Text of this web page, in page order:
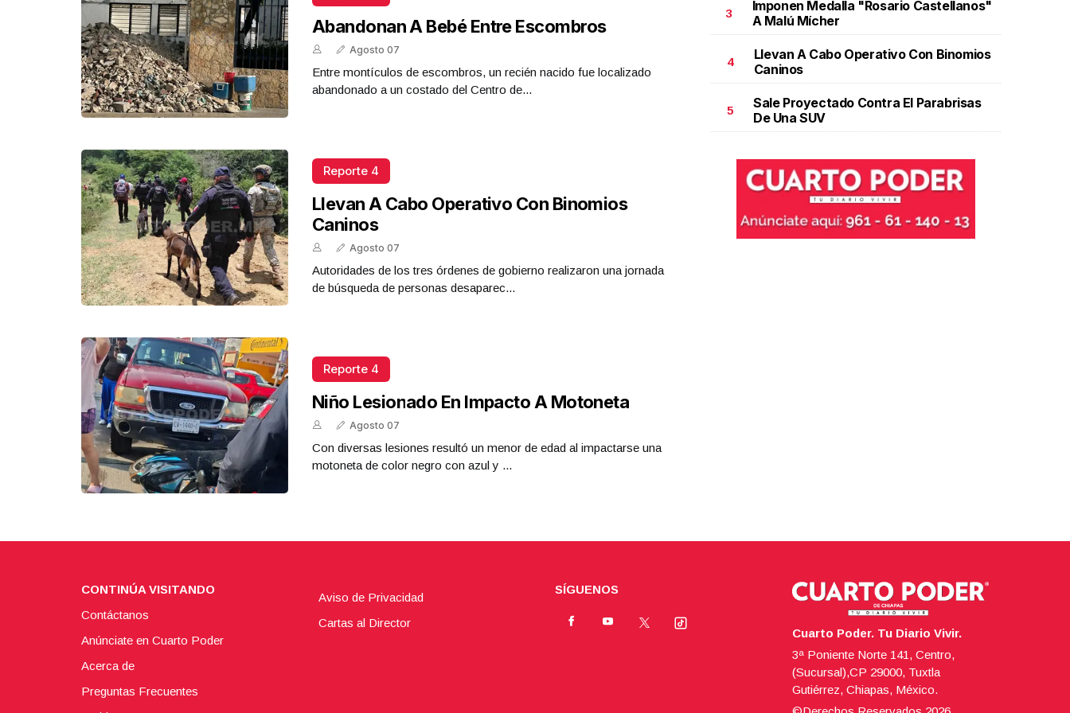
Abandonan A Bebé Entre Escombros
Agosto 07
Entre montículos de escombros, un recién nacido fue localizado
abandonado a un costado del Centro de...
Reporte 4
Llevan A Cabo Operativo Con Binomios
Caninos
Agosto 07
Autoridades de los tres órdenes de gobierno realizaron una jornada
de búsqueda de personas desaparec...
Reporte 4
Niño Lesionado En Impacto A Motoneta
Agosto 07
Con diversas lesiones resultó un menor de edad al impactarse una
motoneta de color negro con azul y ...
3
Imponen Medalla "Rosario Castellanos"
A Malú Mícher
4
Llevan A Cabo Operativo Con Binomios
Caninos
5
Sale Proyectado Contra El Parabrisas
De Una SUV
CONTINÚA VISITANDO
Contáctanos
Anúnciate en Cuarto Poder
Acerca de
Preguntas Frecuentes
Aviso de Privacidad
Cartas al Director
SÍGUENOS
Cuarto Poder. Tu Diario Vivir.
3ª Poniente Norte 141, Centro,
(Sucursal),CP 29000, Tuxtla
Gutiérrez, Chiapas, México.